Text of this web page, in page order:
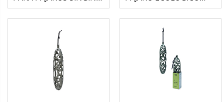
FRIEND ECOLÓGICO -
ANNA
SINGING FRIEND - ANNA
(13X15X4)